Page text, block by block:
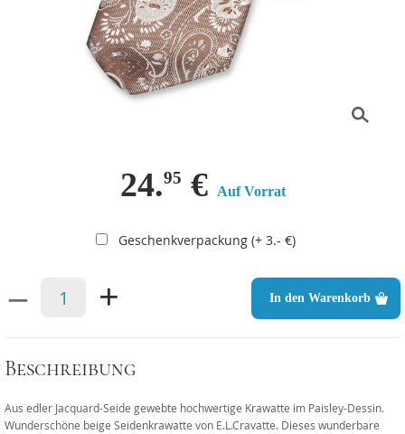
24.95 € Auf Vorrat
Geschenkverpackung (+ 3.- €)
– + In den Warenkorb
Beschreibung
Aus edler Jacquard-Seide gewebte hochwertige Krawatte im Paisley-Dessin.
Wunderschöne beige Seidenkrawatte von E.L.Cravatte. Dieses wunderbare